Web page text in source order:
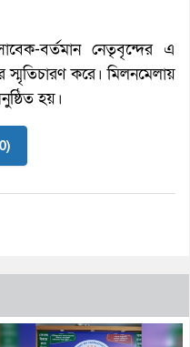
বর্তমান নেতৃবৃন্দের এ
স্মৃতিচারণ করে। মিলনমেলায়
হয়।